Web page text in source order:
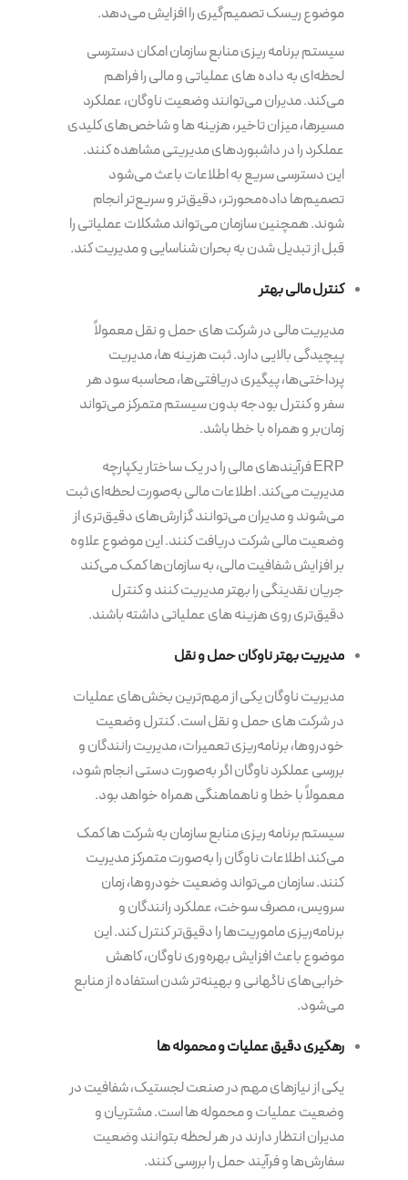
موضوع ریسک تصمیم‌گیری را افزایش می‌دهد.
سیستم برنامه‌ ریزی منابع سازمان امکان دسترسی
لحظه‌ای به داده های عملیاتی و مالی را فراهم
می‌کند. مدیران می‌توانند وضعیت ناوگان، عملکرد
مسیرها، میزان تاخیر، هزینه ها و شاخص‌های کلیدی
عملکرد را در داشبوردهای مدیریتی مشاهده کنند.
این دسترسی سریع به اطلاعات باعث می‌شود
تصمیم‌ها داده‌محورتر، دقیق‌تر و سریع‌تر انجام
شوند. همچنین سازمان می‌تواند مشکلات عملیاتی را
قبل از تبدیل شدن به بحران شناسایی و مدیریت کند.
کنترل مالی بهتر
مدیریت مالی در شرکت های حمل و نقل معمولاً
پیچیدگی بالایی دارد. ثبت هزینه ها، مدیریت
پرداختی‌ها، پیگیری دریافتی‌ها، محاسبه سود هر
سفر و کنترل بودجه بدون سیستم متمرکز می‌تواند
زمان‌بر و همراه با خطا باشد.
ERP فرآیندهای مالی را در یک ساختار یکپارچه
مدیریت می‌کند. اطلاعات مالی به‌صورت لحظه‌ای ثبت
می‌شوند و مدیران می‌توانند گزارش‌های دقیق‌تری از
وضعیت مالی شرکت دریافت کنند. این موضوع علاوه
بر افزایش شفافیت مالی، به سازمان‌ها کمک می‌کند
جریان نقدینگی را بهتر مدیریت کنند و کنترل
دقیق‌تری روی هزینه های عملیاتی داشته باشند.
مدیریت بهتر ناوگان حمل و نقل
مدیریت ناوگان یکی از مهم‌ترین بخش‌های عملیات
در شرکت های حمل و نقل است. کنترل وضعیت
خودروها، برنامه‌ریزی تعمیرات، مدیریت رانندگان و
بررسی عملکرد ناوگان اگر به‌صورت دستی انجام شود،
معمولاً با خطا و ناهماهنگی همراه خواهد بود.
سیستم برنامه‌ ریزی منابع سازمان به شرکت ها کمک
می‌کند اطلاعات ناوگان را به‌صورت متمرکز مدیریت
کنند. سازمان می‌تواند وضعیت خودروها، زمان
سرویس، مصرف سوخت، عملکرد رانندگان و
برنامه‌ریزی ماموریت‌ها را دقیق‌تر کنترل کند. این
موضوع باعث افزایش بهره‌وری ناوگان، کاهش
خرابی‌های ناگهانی و بهینه‌تر شدن استفاده از منابع
می‌شود.
رهگیری دقیق عملیات و محموله ها
یکی از نیازهای مهم در صنعت لجستیک، شفافیت در
وضعیت عملیات و محموله ها است. مشتریان و
مدیران انتظار دارند در هر لحظه بتوانند وضعیت
سفارش‌ها و فرآیند حمل را بررسی کنند.